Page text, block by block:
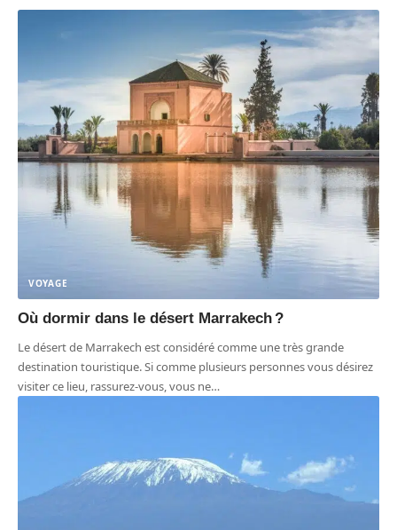
VOYAGE
Où dormir dans le désert Marrakech ?
Le désert de Marrakech est considéré comme une très grande
destination touristique. Si comme plusieurs personnes vous désirez
visiter ce lieu, rassurez-vous, vous ne…